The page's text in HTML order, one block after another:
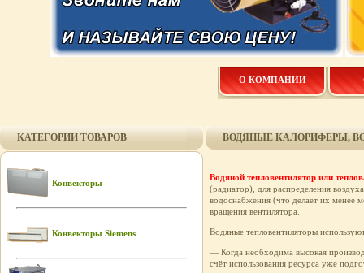
О КОМПАНИИ
КАТЕГОРИИ ТОВАРОВ
Конвекторы
Конвекторы Siemens
ВОДЯНЫЕ КАЛОРИФЕРЫ,
Водяной тепловентилятор или
(радиатор), для распределения
водоснабжения (что делает их менее
вращения вентилятора.
Водяные тепловентиляторы
— Когда необходима высокая
счёт использования ресурса уже